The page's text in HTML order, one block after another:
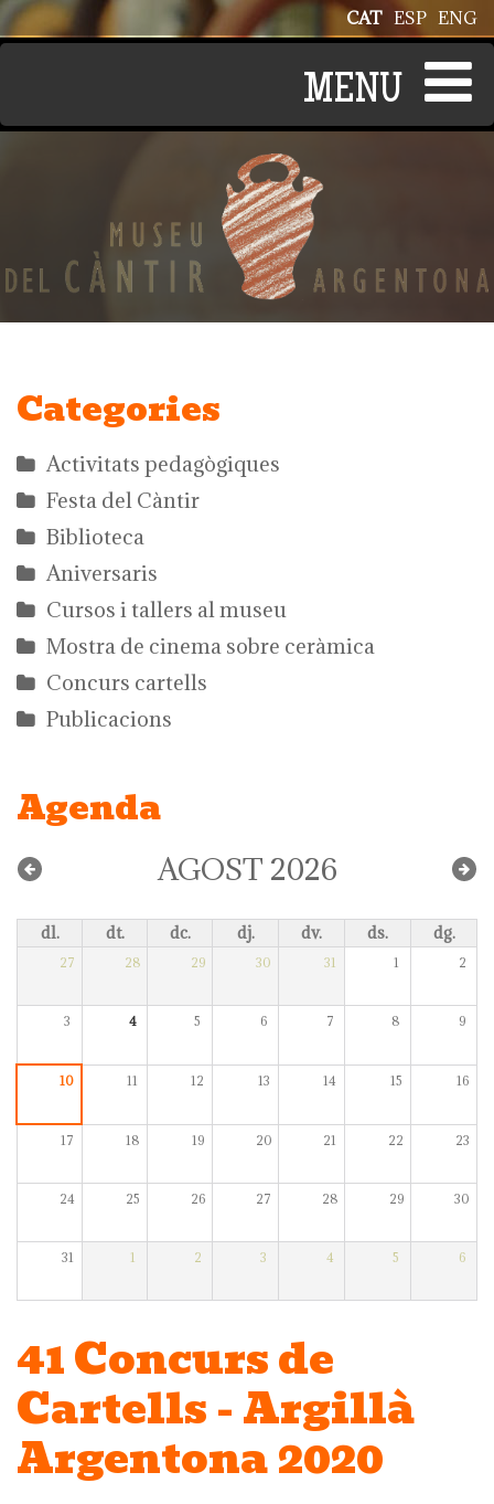
Vés al contingut ENG
ESP
CAT
Categories
Activitats pedagògiques
Festa del Càntir
Biblioteca
Aniversaris
Cursos i tallers al museu
Mostra de cinema sobre ceràmica
Concurs cartells
Publicacions
Agenda
AGOST 2026
dl. dt. dc. dj. dv. ds. dg.
27 28 29 30 31 1 2
3 4 5 6 7 8 9
10 11 12 13 14 15 16
17 18 19 20 21 22 23
24 25 26 27 28 29 30
31 1 2 3 4 5 6
41 Concurs de
Cartells - Argillà
Argentona 2020